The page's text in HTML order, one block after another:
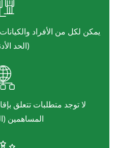
يمكن لكل من الأفراد
(الحد
لا توجد متطلبات تتعلق
المساهمين